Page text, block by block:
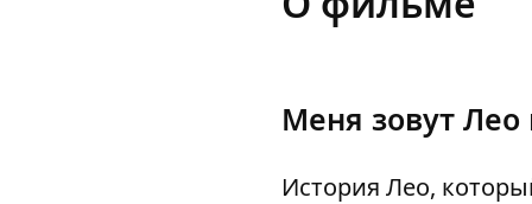
Меня зовут Лео
История Лео,